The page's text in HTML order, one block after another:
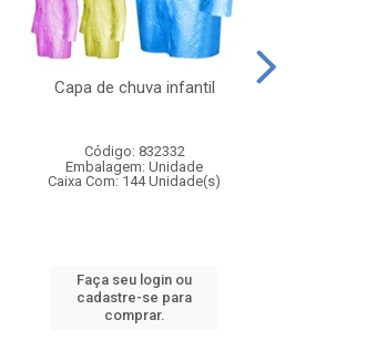
Capa de chuva infantil
Código: 832332
Embalagem: Unidade
Caixa Com: 144 Unidade(s)
Faça seu login ou
cadastre-se para
comprar.